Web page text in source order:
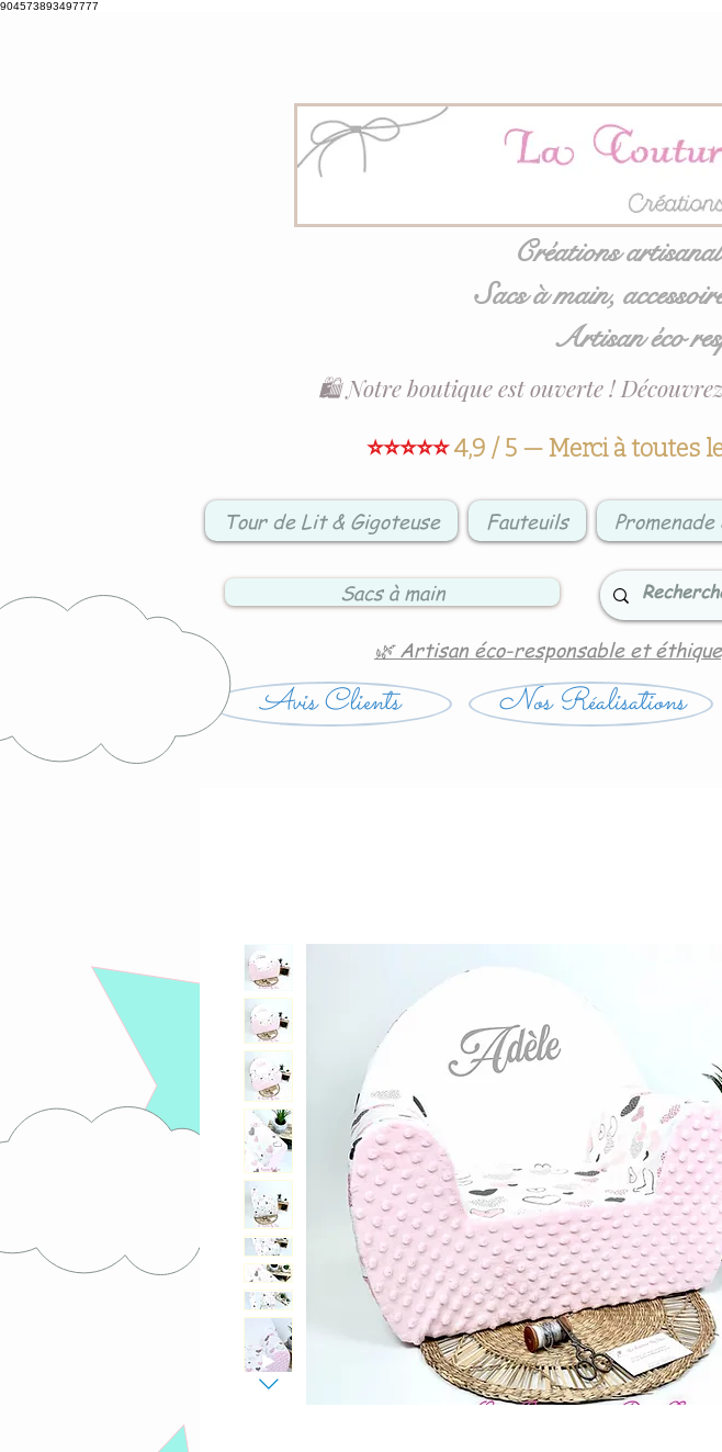
904573893497777
Créations
Sacs à main,
Artisan éco
⭐⭐⭐⭐⭐4,9 / 5 — Merci à toutes
🛍️ Notre boutique est ouverte !
Tour de Lit & Gigoteuse Fauteuils
Sacs à main
🌿 Artisan éco-responsable et
Avis Clients Nos Réalisations